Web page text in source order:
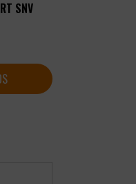
SNV